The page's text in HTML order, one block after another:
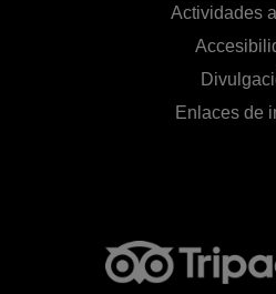
Actividades
Enlaces de